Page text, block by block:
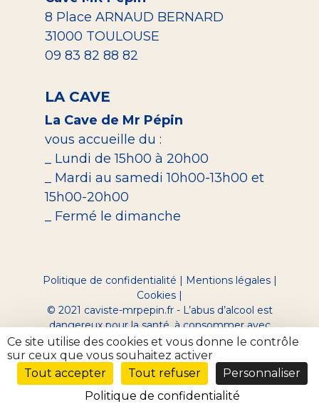
8 Place ARNAUD BERNARD
31000 TOULOUSE
09 83 82 88 82
LA CAVE
La Cave de Mr Pépin
vous accueille du :
_ Lundi de 15h00 à 20h00
_ Mardi au samedi 10h00-13h00 et
15h00-20h00
_ Fermé le dimanche
Politique de confidentialité | Mentions légales|
Cookies |
© 2021 caviste-mrpepin.fr - L’abus d’alcool est
dangereux pour la santé, à consommer avec
modération.
Site réalisé par Digeek
Ce site utilise des cookies et vous donne le contrôle
sur ceux que vous souhaitez activer
Tout accepter
Tout refuser
Personnaliser
Politique de confidentialité